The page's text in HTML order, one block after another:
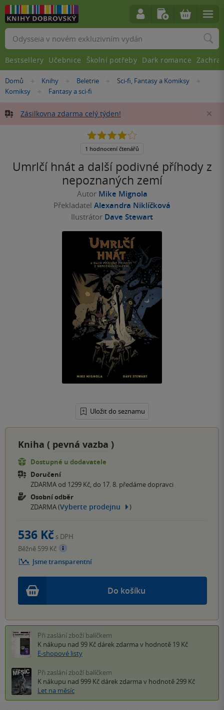
Nacházíte
se
Domů »
Knihy »Beletrie »
Sci-fi, Fantasy a Komiksy
Komiksy »Fantasy a sci-fi
Zásilkovna zdarma celý týden!
Umrlčí hnát a další podivné příhody z
nepoznaných zemí
Autor Mike Mignola
Překladatel Alexandra Niklíčková
Ilustrátor Dave Stewart
Uložit do seznamu
4.0
5
1 hodnocení čtenářů
Kniha ( pevná vazba )
Dostupné u dodavatele
Doručení
ZDARMA od 1299 Kč, do 17. 8. předáme dopravci
Osobní odběr
ZDARMA (Vyberte prodejnu )
Do košíku
536 Kč s DPH
Běžně 599 Kč
Jsme transparentní
Při zaslání zboží balíčkem
K nákupu nad 99 Kč dárek zdarma v hodnotě 19 Kč
E-shopové listy
Při zaslání zboží balíčkem
K nákupu nad 999 Kč dárek zdarma v hodnotě 299 Kč
Let na měsíc
Vyhledávání
Bestsellery Učebnice Školní potřeby Dark romance